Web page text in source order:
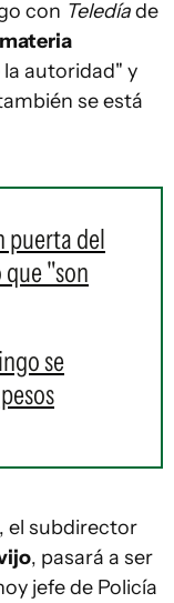
con Teledíade
la autoridad" y
se está
puerta del
"son
se
el subdirector
, pasará a ser
jefe de Policía